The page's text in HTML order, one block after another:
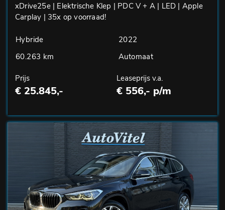
xDrive25e | Elektrische Klep | PDC V + A | LED | Apple
Carplay | 35x op voorraad!
Hybride
2022
60.263 km
Automaat
Prijs
€ 25.845,-
Leaseprijs v.a.
€ 556,- p/m